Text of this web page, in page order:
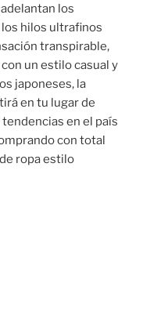
adelantan los
hilos ultrafinos
transpirable,
un estilo casual y
japoneses, la
en tu lugar de
en el país
con total
ropa estilo